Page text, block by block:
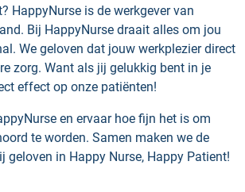
HappyNurse is de werkgever van
Bij HappyNurse draait alles om jou
We geloven dat jouw werkplezier direct
zorg. Want als jij gelukkig bent in je
effect op onze patiënten!
en ervaar hoe fijn het is om
te worden. Samen maken we de
geloven in Happy Nurse, Happy Patient!